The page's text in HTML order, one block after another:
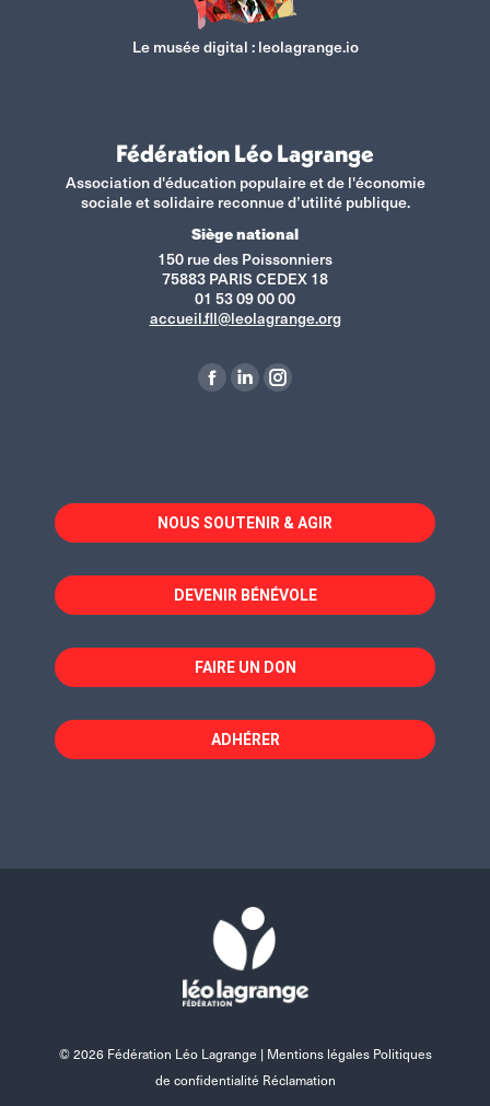
Le musée digital : leolagrange.io
Fédération Léo Lagrange
Association d'éducation populaire et de l'économie
sociale et solidaire reconnue d’utilité publique.
Siège national
150 rue des Poissonniers
75883 PARIS CEDEX 18
01 53 09 00 00
accueil.fll@leolagrange.org
La
dans
une
fenêtre
La
dans
une
fenêtre
La
dans
une
fenêtre
NOUS SOUTENIR & AGIR
DEVENIR BÉNÉVOLE
FAIRE UN DON
ADHÉRER
© 2026 Fédération Léo Lagrange | Mentions légales Politiques
de confidentialité Réclamation